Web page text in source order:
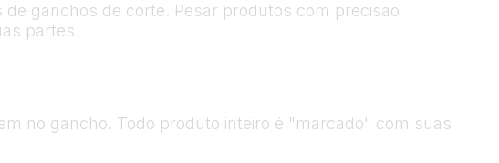
ganchos de corte. Pesar produtos com precisão
partes.
no gancho. Todo produto inteiro é "marcado" com suas